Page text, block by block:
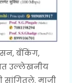
बँकिंग,
उल्लेखनीय
माजी